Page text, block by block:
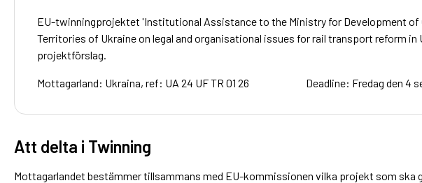
EU-twinningprojektet 'Institutional Assistance to the Ministry for Development of
Territories of Ukraine on legal and organisational issues for rail transport reform in
projektförslag.
Mottagarland: Ukraina, ref: UA 24 UF TR 01 26 Deadline: Fredag den 4
Att delta i Twinning
Mottagarlandet bestämmer tillsammans med EU-kommissionen vilka projekt som ska